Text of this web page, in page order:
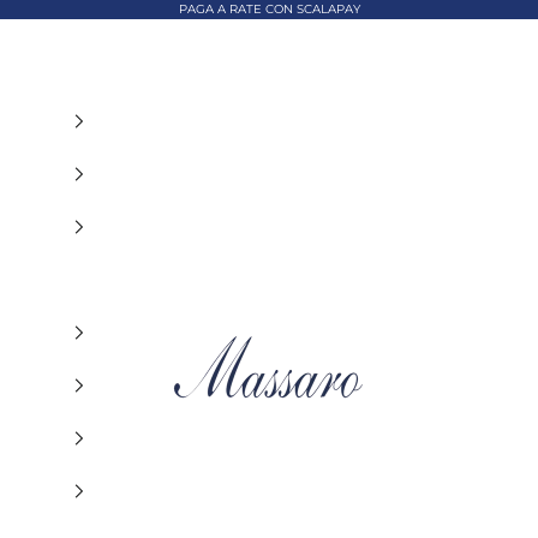
PAGA A RATE CON SCALAPAY
MASSARO ABBIGLIAMENTO